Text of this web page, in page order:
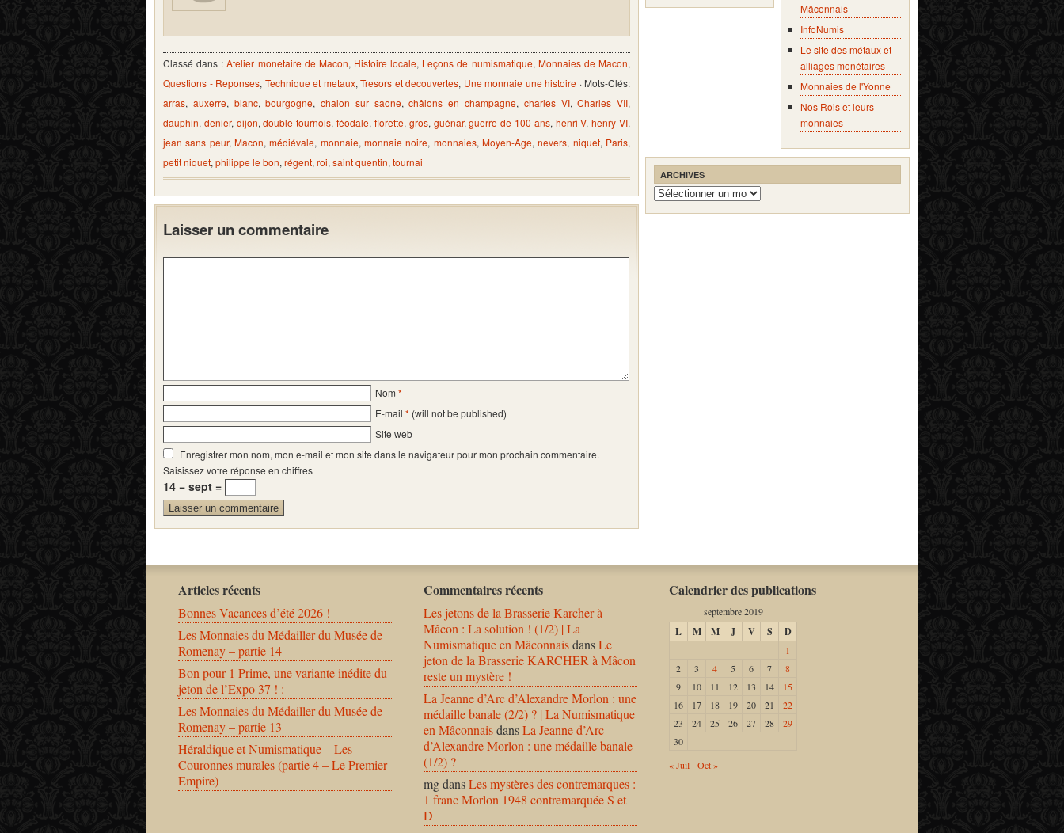
Classé dans :Atelier monetaire de Macon, Histoire locale, Leçons de numismatique, Monnaies de Macon,
Questions - Reponses, Technique et metaux, Tresors et decouvertes, Une monnaie une histoire · Mots-Clés:
arras, auxerre, blanc,bourgogne,chalon sur saone,châlons en champagne, charles VI,Charles VII,
dauphin, denier, dijon,double tournois,féodale, florette, gros, guénar,guerre de 100 ans, henri V,henry VI,
jean sans peur,Macon,médiévale, monnaie,monnaie noire, monnaies,Moyen-Age,nevers, niquet, Paris,
petit niquet, philippe le bon, régent, roi, saint quentin, tournai
Laisser un commentaire
Nom *
E-mail * (will not be published)
Site web
Enregistrer mon nom, mon e-mail et mon site dans le navigateur pour mon prochain commentaire.
Saisissez votre réponse en chiffres
14 − sept =
Mâconnais
InfoNumis
Le site des métaux et
alliages monétaires
Monnaies de l'Yonne
Nos Rois et leurs
monnaies
ARCHIVES
Archives
Articles récents
Bonnes Vacances d’été 2026 !
Les Monnaies du Médailler du Musée de
Romenay – partie 14
Bon pour 1 Prime, une variante inédite du
jeton de l’Expo 37 ! :
Les Monnaies du Médailler du Musée de
Romenay – partie 13
Héraldique et Numismatique – Les
Couronnes murales (partie 4 – Le Premier
Empire)
Commentaires récents
Les jetons de la Brasserie Karcher à
Mâcon : La solution ! (1/2) | La
Numismatique en MâconnaisdansLe
jeton de la Brasserie KARCHER à Mâcon
reste un mystère !
La Jeanne d’Arc d’Alexandre Morlon : une
médaille banale (2/2) ? | La Numismatique
en MâconnaisdansLa Jeanne d’Arc
d’Alexandre Morlon : une médaille banale
(1/2) ?
mgdansLes mystères des contremarques :
1 franc Morlon 1948 contremarquée S et
D
Calendrier des publications
septembre 2019
L M M J V S D
1
2
3 4 5 6 7
8
9
10 11 12 13 14
15
16
17 18 19 20 21
22
23
24 25 26 27 28
29
30
« Juil
Oct »